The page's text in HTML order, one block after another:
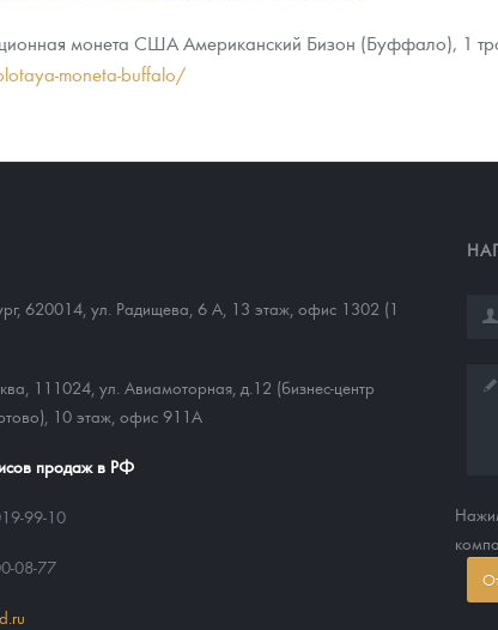
монета США Американский Бизон (Буффало), 1
moneta-buffalo/
620014 ул. Радищева, 6 А, 13 этаж, офис 1302 (1
111024, ул. Авиамоторная, д.12 (бизнес-центр
10 этаж, офис 911А
продаж в РФ
99-10
08-77